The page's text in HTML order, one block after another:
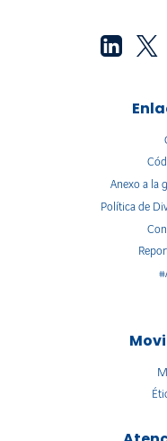
Anexo a la
Política de